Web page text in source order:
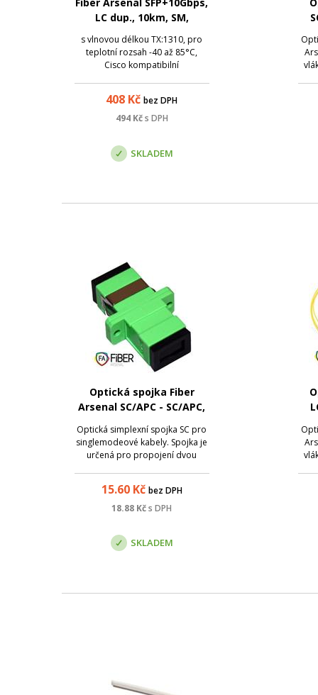
LC dup., 10km, SM,
1310nm, DDM, -40 - 85°C,
Cisco
s vlnovou délkou TX:1310, pro
teplotní rozsah -40 až 85°C,
Cisco kompatibilní
408 Kč bez DPH
494Kčs DPH
SKLADEM
Optická spojka Fiber
Arsenal SC/APC - SC/APC,
Optická simplexní spojka SC pro
singlemodeové kabely. Spojka je
určená pro propojení dvou
15.60Kč bez DPH
18.88 Kčs DPH
SKLADEM